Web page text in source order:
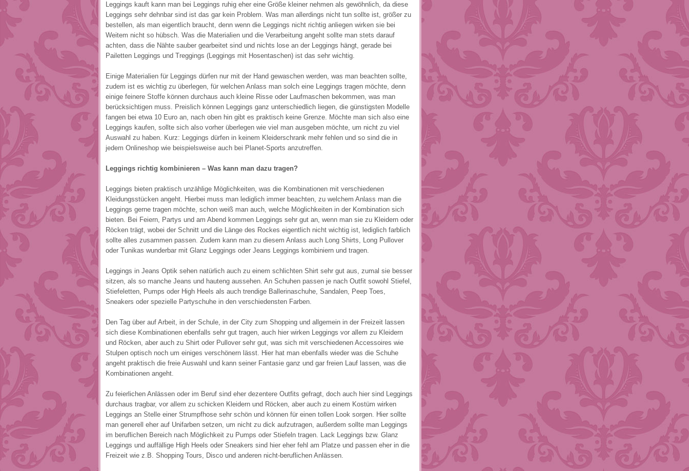
Leggings kauft kann man bei Leggings ruhig eher eine Größe kleiner nehmen als gewöhnlich, da diese
Leggings sehr dehnbar sind ist das gar kein Problem. Was man allerdings nicht tun sollte ist, größer zu
bestellen, als man eigentlich braucht, denn wenn die Leggings nicht richtig anliegen wirken sie bei
Weitem nicht so hübsch. Was die Materialien und die Verarbeitung angeht sollte man stets darauf
achten, dass die Nähte sauber gearbeitet sind und nichts lose an der Leggings hängt, gerade bei
Pailetten Leggings und Treggings (Leggings mit Hosentaschen) ist das sehr wichtig.
Einige Materialien für Leggings dürfen nur mit der Hand gewaschen werden, was man beachten sollte,
zudem ist es wichtig zu überlegen, für welchen Anlass man solch eine Leggings tragen möchte, denn
einige feinere Stoffe können durchaus auch kleine Risse oder Laufmaschen bekommen, was man
berücksichtigen muss. Preislich können Leggings ganz unterschiedlich liegen, die günstigsten Modelle
fangen bei etwa 10 Euro an, nach oben hin gibt es praktisch keine Grenze. Möchte man sich also eine
Leggings kaufen, sollte sich also vorher überlegen wie viel man ausgeben möchte, um nicht zu viel
Auswahl zu haben. Kurz: Leggings dürfen in keinem Kleiderschrank mehr fehlen und so sind die in
jedem Onlineshop wie beispielsweise auch bei Planet-Sports anzutreffen.
Leggings richtig kombinieren – Was kann man dazu tragen?
Leggings bieten praktisch unzählige Möglichkeiten, was die Kombinationen mit verschiedenen
Kleidungsstücken angeht. Hierbei muss man lediglich immer beachten, zu welchem Anlass man die
Leggings gerne tragen möchte, schon weiß man auch, welche Möglichkeiten in der Kombination sich
bieten. Bei Feiern, Partys und am Abend kommen Leggings sehr gut an, wenn man sie zu Kleidern oder
Röcken trägt, wobei der Schnitt und die Länge des Rockes eigentlich nicht wichtig ist, lediglich farblich
sollte alles zusammen passen. Zudem kann man zu diesem Anlass auch Long Shirts, Long Pullover
oder Tunikas wunderbar mit Glanz Leggings oder Jeans Leggings kombiniern und tragen.
Leggings in Jeans Optik sehen natürlich auch zu einem schlichten Shirt sehr gut aus, zumal sie besser
sitzen, als so manche Jeans und hauteng aussehen. An Schuhen passen je nach Outfit sowohl Stiefel,
Stiefeletten, Pumps oder High Heels als auch trendige Ballerinaschuhe, Sandalen, Peep Toes,
Sneakers oder spezielle Partyschuhe in den verschiedensten Farben.
Den Tag über auf Arbeit, in der Schule, in der City zum Shopping und allgemein in der Freizeit lassen
sich diese Kombinationen ebenfalls sehr gut tragen, auch hier wirken Leggings vor allem zu Kleidern
und Röcken, aber auch zu Shirt oder Pullover sehr gut, was sich mit verschiedenen Accessoires wie
Stulpen optisch noch um einiges verschönern lässt. Hier hat man ebenfalls wieder was die Schuhe
angeht praktisch die freie Auswahl und kann seiner Fantasie ganz und gar freien Lauf lassen, was die
Kombinationen angeht.
Zu feierlichen Anlässen oder im Beruf sind eher dezentere Outfits gefragt, doch auch hier sind Leggings
durchaus tragbar, vor allem zu schicken Kleidern und Röcken, aber auch zu einem Kostüm wirken
Leggings an Stelle einer Strumpfhose sehr schön und können für einen tollen Look sorgen. Hier sollte
man generell eher auf Unifarben setzen, um nicht zu dick aufzutragen, außerdem sollte man Leggings
im beruflichen Bereich nach Möglichkeit zu Pumps oder Stiefeln tragen. Lack Leggings bzw. Glanz
Leggings und auffällige High Heels oder Sneakers sind hier eher fehl am Platze und passen eher in die
Freizeit wie z.B. Shopping Tours, Disco und anderen nicht-beruflichen Anlässen.